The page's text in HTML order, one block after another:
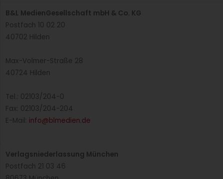
B&L MedienGesellschaft mbH & Co. KG
Postfach 10 02 20
40702 Hilden
Max-Volmer-Straße 28
40724 Hilden
Tel.: 02103/204-0
Fax: 02103/204-204
E-Mail: info@blmedien.de
Verlagsniederlassung München
Postfach 21 03 46